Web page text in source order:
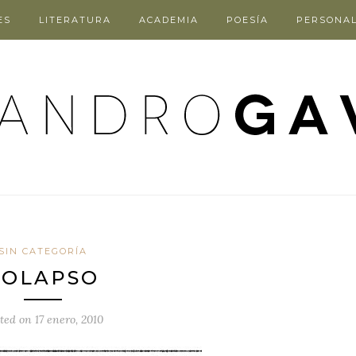
LITERATURA ACADEMIA POESÍA PERSONAL
CATEGORÍA
on 17 enero, 2010